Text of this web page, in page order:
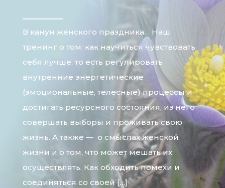
В канун женского праздника… Наш
тренинг о том: как научиться чувствовать
себя лучше, то есть регулировать
внутренние энергетические
(эмоциональные, телесные) процессы и
достигать ресурсного состояния, из него
совершать выборы и проживать свою
жизнь. А также — о смыслах женской
жизни и о том, что может мешать их
осуществлять. Как обходить помехи и
соединяться со своей […]